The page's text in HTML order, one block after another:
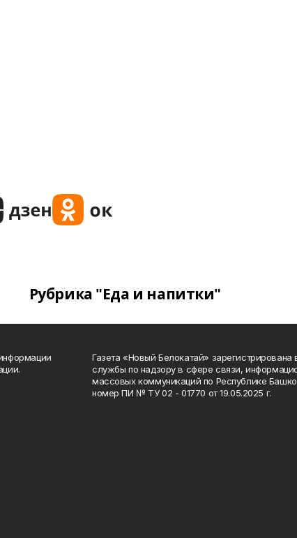
Рубрика "Еда и напитки"
Газета «Новый Белокатай»
службы по надзору в сфере связи,
массовых коммуникаций по Республике
номер ПИ № ТУ 02 - 01770 от 19.05.2025 г.